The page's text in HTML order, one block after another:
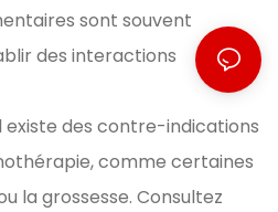
sont souvent
des interactions
existe des contre-indications
comme certaines
la grossesse. Consultez